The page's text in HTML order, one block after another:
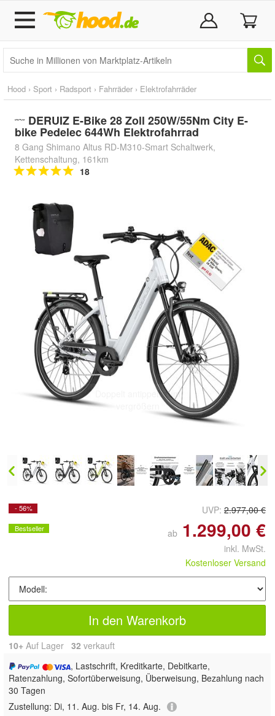
Hood › Sport › Radsport › Fahrräder › Elektrofahrräder
DERUIZ E-Bike 28 Zoll 250W/55Nm City E-
bike Pedelec 644Wh Elektrofahrrad
8 Gang Shimano Altus RD-M310-Smart Schaltwerk,
Kettenschaltung, 161km
18
Doppelt antippen zum
- 56% UVP: 2.977,00 €
Bestseller ab 1.299,00 €
inkl. MwSt.
Kostenloser Versand
In den Warenkorb
10+ Auf Lager 32 verkauft
, Lastschrift, Kreditkarte, Debitkarte,
Ratenzahlung, Sofortüberweisung, Überweisung, Bezahlung nach
30 Tagen
Zustellung: Di, 11. Aug. bis Fr, 14. Aug.